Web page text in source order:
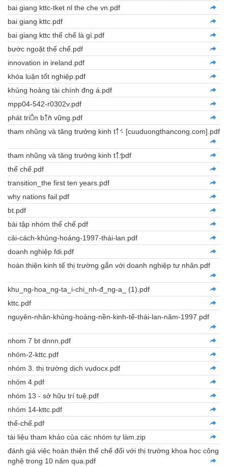
bai giang kttc-tket nl the che vn.pdf
bai giang kttc.pdf
bai giang kttc thể chế là gì.pdf
bước ngoặt thể chế.pdf
innovation in ireland.pdf
khóa luận tốt nghiệp.pdf
khủng hoảng tài chính đ￴ng á.pdf
mpp04-542-r0302v.pdf
phát tri￪̉n b￪̀n vững.pdf
tham nhũng và tăng trưởng kinh t￪́ - [cuuduongthancong.com].pdf
tham nhũng và tăng trưởng kinh t￪́.pdf
thể chế.pdf
transition_the first ten years.pdf
why nations fail.pdf
bt.pdf
bài tập nhóm thể chế.pdf
cải-cách-khủng-hoảng-1997-thái-lan.pdf
doanh nghiệp fdi.pdf
hoàn thiện kinh tế thị trường gắn với doanh nghiệp tư nhân.pdf
khu_ng-hoa_ng-ta_i-chi_nh-đ_ng-a_ (1).pdf
kttc.pdf
nguyên-nhân-khủng-hoảng-nền-kinh-tế-thái-lan-năm-1997.pdf
nhom 7 bt dnnn.pdf
nhóm-2-kttc.pdf
nhóm 3. thị trường dịch vụdocx.pdf
nhóm 4.pdf
nhóm 13 - sở hữu trí tuệ.pdf
nhóm 14-kttc.pdf
thể-chế.pdf
tài liệu tham khảo của các nhóm tự làm.zip
đánh giá việc hoàn thiện thể chế đối với thị trường khoa học công
nghệ trong 10 năm qua.pdf